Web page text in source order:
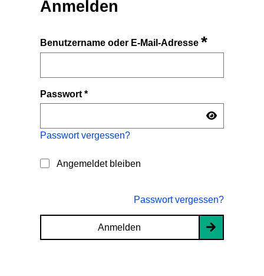
Anmelden
Benutzername oder E-Mail-Adresse*
Passwort*
Passwort vergessen?
Angemeldet bleiben
Passwort vergessen?
Anmelden